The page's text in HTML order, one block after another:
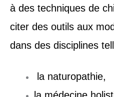
à des techniques de
citer des outils aux
dans des disciplines
la naturopathie,